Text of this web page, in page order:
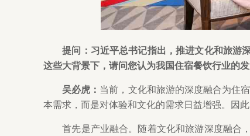
提问：习近平总书记指出，推进文化和旅游
这些大背景下，请问您认为我国住宿餐饮行业的
吴必虎： 当前，文化和旅游的深度融合为住
本需求，而是对体验和文化的需求日益增强。因
首先是产业融合。随着文化和旅游深度融合